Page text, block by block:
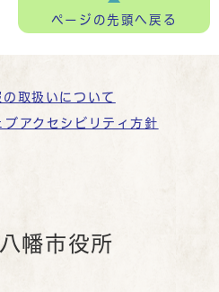
ページの先頭へ戻る
取扱いについて
ブアクセシビリティ方針
八幡市役所